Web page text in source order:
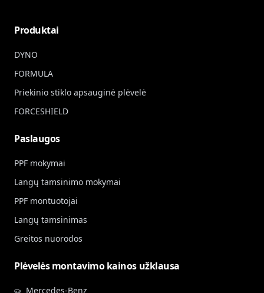
Produktai
DYNO
FORMULA
Priekinio stiklo apsauginė plėvelė
FORCESHIELD
Paslaugos
PPF mokymai
Langų tamsinimo mokymai
PPF montuotojai
Langų tamsinimas
Greitos nuorodos
Plėvelės montavimo kainos užklausa
Mercedes-Benz